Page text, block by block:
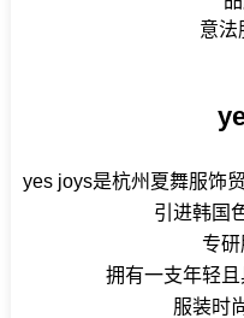
意法
yes joys是杭州夏舞服饰
引进韩国
专研
拥有一支年轻且
服装时